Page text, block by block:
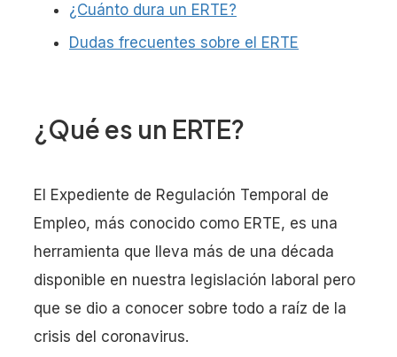
¿Cuánto dura un ERTE?
Dudas frecuentes sobre el ERTE
¿Qué es un ERTE?
El Expediente de Regulación Temporal de
Empleo, más conocido como ERTE, es una
herramienta que lleva más de una década
disponible en nuestra legislación laboral pero
que se dio a conocer sobre todo a raíz de la
crisis del coronavirus.